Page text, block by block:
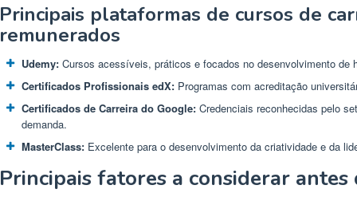
Principais plataformas de cursos de
remunerados
Udemy: Cursos acessíveis, práticos e focados no desenvolvimento de
Certificados Profissionais edX: Programas com acreditação
Certificados de Carreira do Google: Credenciais reconhecidas pelo
demanda.
MasterClass: Excelente para o desenvolvimento da criatividade e da
Principais fatores a considerar